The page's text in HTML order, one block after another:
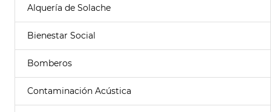
Alquería de Solache
Bienestar Social
Bomberos
Contaminación Acústica